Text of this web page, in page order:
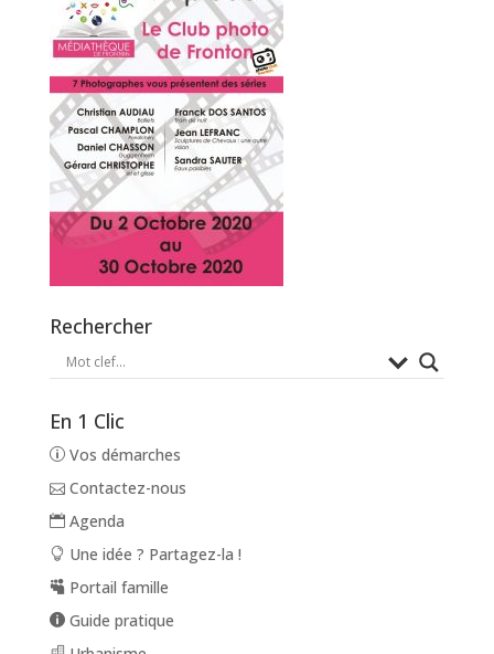
Rechercher
En 1 Clic
Vos démarches
Contactez-nous
Agenda
Une idée ? Partagez-la !
Portail famille
Guide pratique